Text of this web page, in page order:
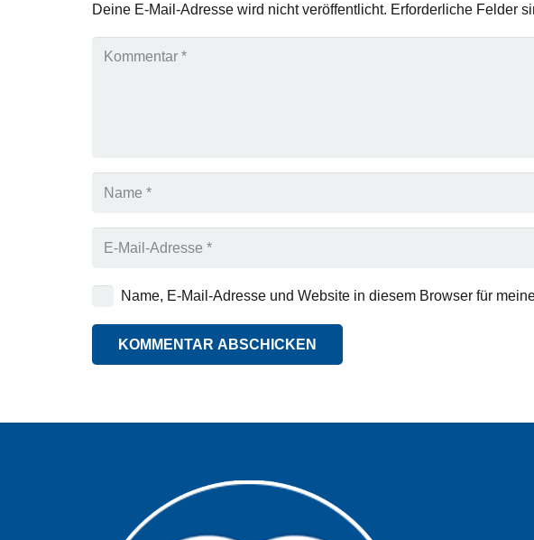
Deine E-Mail-Adresse wird nicht veröffentlicht. Erforderliche Felder
Name, E-Mail-Adresse und Website in diesem Browser für
KOMMENTAR ABSCHICKEN